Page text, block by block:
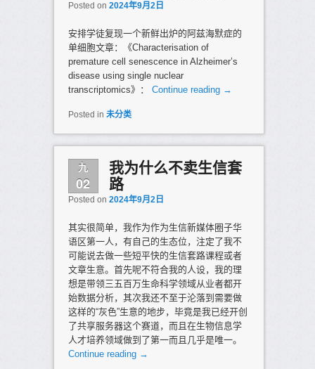
Posted on 2024年9月2日
安排学徒复现一个新鲜出炉的阿兹海默症的
单细胞文章：《Characterisation of
premature cell senescence in Alzheimer’s
disease using single nuclear
transcriptomics》： Continue reading →
Posted in 未分类
九
02
我为什么不卖生信套
路
Posted on 2024年9月2日
其实很简单，我作为作为生信新媒体圈子华
语区第一人，有自己的生态位，注定了我不
可能说去做一些短平快的生信套路课程或者
文章生意。首先呢不符合我的人设，我的理
想是带领三五百万生命科学领域从业者都开
始数据分析，其次我还不至于沦落到需要做
这样的“灰色”生意的地步，毕竟是我已经开创
了共享服务器这个赛道，而且在生物信息学
人才培养领域做到了第一而且几乎是唯一。
Continue reading →